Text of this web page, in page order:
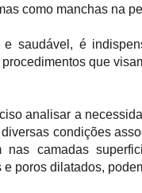
como manchas na
saudável, é
que
analisar a
condições
nas camadas
poros dilatados,